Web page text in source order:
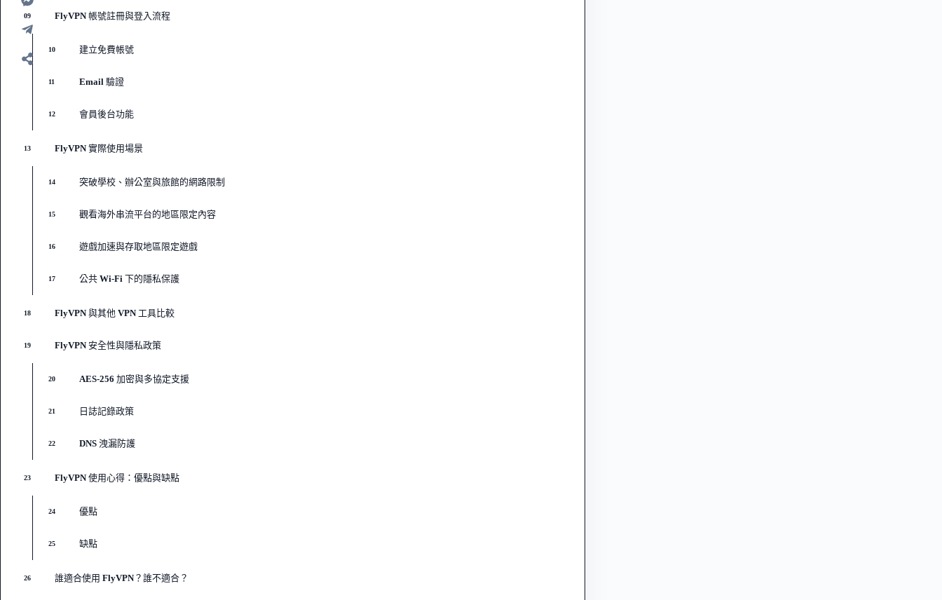
09 FlyVPN 帳號註冊與登入流程
10 建立免費帳號
11 Email 驗證
12 會員後台功能
13 FlyVPN 實際使用場景
14 突破學校、辦公室與旅館的網路限制
15 觀看海外串流平台的地區限定內容
16 遊戲加速與存取地區限定遊戲
17 公共 Wi-Fi 下的隱私保護
18 FlyVPN 與其他 VPN 工具比較
19 FlyVPN 安全性與隱私政策
20 AES-256 加密與多協定支援
21 日誌記錄政策
22 DNS 洩漏防護
23 FlyVPN 使用心得：優點與缺點
24 優點
25 缺點
26 誰適合使用 FlyVPN？誰不適合？